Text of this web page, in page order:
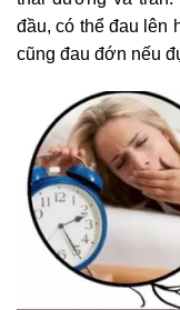
đầu, có thể đau lên
cũng đau đớn nếu